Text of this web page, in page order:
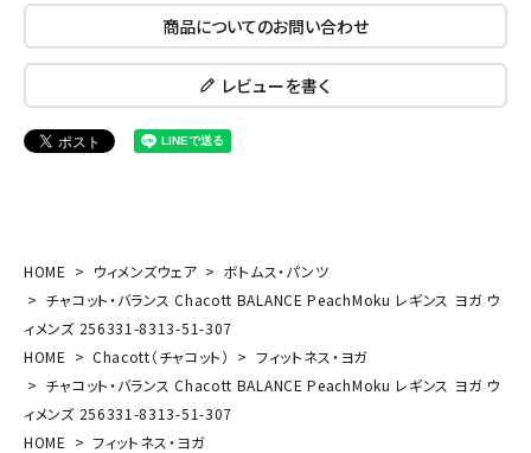
商品についてのお問い合わせ
レビューを書く
HOME ウィメンズウェア
ボトムス・パンツ
チャコット・バランス Chacott BALANCE PeachMoku レギンス ヨガ ウ
ィメンズ 256331-8313-51-307
HOME
Chacott（チャコット）
フィットネス・ヨガ
チャコット・バランス Chacott BALANCE PeachMoku レギンス ヨガ ウ
ィメンズ 256331-8313-51-307
HOME
フィットネス・ヨガ